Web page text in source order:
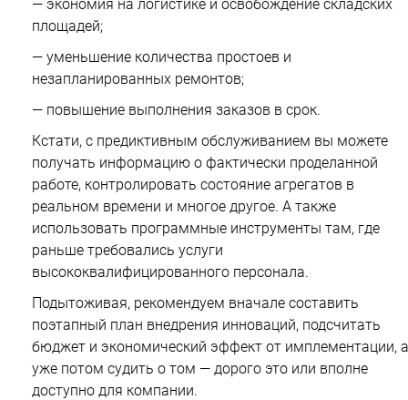
— экономия на логистике и освобождение складских
площадей;
— уменьшение количества простоев и
незапланированных ремонтов;
— повышение выполнения заказов в срок.
Кстати, с предиктивным обслуживанием вы можете
получать информацию о фактически проделанной
работе, контролировать состояние агрегатов в
реальном времени и многое другое. А также
использовать программные инструменты там, где
раньше требовались услуги
высококвалифицированного персонала.
Подытоживая, рекомендуем вначале составить
поэтапный план внедрения инноваций, подсчитать
бюджет и экономический эффект от имплементации, а
уже потом судить о том — дорого это или вполне
доступно для компании.